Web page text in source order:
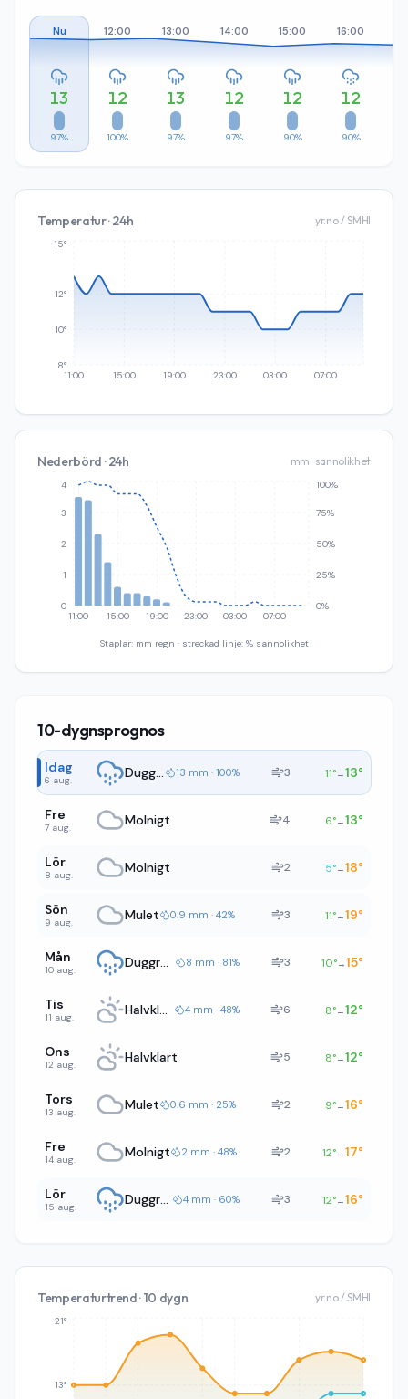
Nu
13
97%
12:00
12
100%
13:00
13
97%
14:00
12
97%
15:00
12
90%
16:00
12
90%
Temperatur · 24h yr.no / SMHI
11:00 15:00 19:00 23:00 03:00 07:00
8°
10°
12°
15°
Nederbörd · 24h mm · sannolikhet
11:00 15:00 19:00 23:00 03:00 07:00
0
1
2
3
4
0%
25%
50%
75%
100%
Staplar: mm regn · streckad linje: % sannolikhet
10-dygnsprognos
Idag
6 aug. Duggregn 13 mm · 100% 3 11°→13°
Fre
7 aug. Molnigt 4 6°→13°
Lör
8 aug. Molnigt 2 5°→18°
Sön
9 aug. Mulet 0.9 mm · 42% 3 11°→19°
Mån
10 aug. Duggregn 8 mm · 81% 3 10°→15°
Tis
11 aug. Halvklart 4 mm · 48% 6 8°→12°
Ons
12 aug. Halvklart 5 8°→12°
Tors
13 aug. Mulet 0.6 mm · 25% 2 9°→16°
Fre
14 aug. Molnigt 2 mm · 48% 2 12°→17°
Lör
15 aug. Duggregn 4 mm · 60% 3 12°→16°
Temperaturtrend · 10 dygn yr.no / SMHI
13°
21°